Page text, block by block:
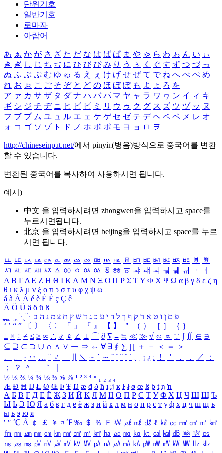
단위기호
일반기호
로마자
아랍어
あ ぁ か が さ ざ た だ な は ば ぱ ま や ゃ ら わ ゎ ん い ぃ
き ぎ し じ ち ぢ に ひ び ぴ み り う ぅ く ぐ す ず つ づ っ
ぬ ふ ぶ ぷ む ゆ ゅ る え ぇ け げ せ ぜ て で ね へ べ ぺ め
れ お ぉ こ ご そ ぞ と ど の ほ ぼ ぽ も よ ょ ろ を
ア ァ カ サ ザ タ ダ ナ ハ バ パ マ ヤ ャ ラ ワ ヮ ン イ ィ キ
ギ シ ジ チ ヂ ニ ヒ ビ ピ ミ リ ウ ゥ ク グ ス ズ ツ ヅ ッ ヌ
フ ブ プ ム ユ ュ ル エ ェ ケ ゲ セ ゼ テ デ ヘ ベ ペ メ レ オ
ォ コ ゴ ソ ゾ ト ド ノ ホ ボ ポ モ ヨ ョ ロ ヲ ―
http://chineseinput.net/에서 pinyin(병음)방식으로 중국어를 변환
할 수 있습니다.
변환된 중국어를 복사하여 사용하시면 됩니다.
예시)
中文 을 입력하시려면 zhongwen을 입력하시고 space를
누르시면됩니다.
北京 을 입력하시려면 beijing을 입력하시고 space를 누르
시면 됩니다.
ㅥ ㅦ ㅧ ㅨ ㅩ ㅪ ㅫ ㅬ ㅭ ㅮ ㅯ ㅰ ㅱ ㅲ ㅳ ㅴ ㅵ ㅶ ㅷ ㅸ
ㅹ
ㅺ ㅻ ㅼ ㅽ ㅾ ㅿ ㆀ ㆁ ㆂ ㆃ ㆄ ㆅ ㆆ ㆇ ㆈ ㆉ ㆊ ㆋ ㆌ ㆍ
ㆎ
Α Β ΓΔ Ε Ζ Η Θ Ι ΚΛ Μ Ν Ξ Ο Π Ρ Σ ΤΥ Φ Χ Ψ Ω α β γ δ ε ζ η
θ ι κ λ μ ν ξ ο π ρ σ τ υ φ χ ψ ω
á à Á À é è É È ç Ç ê
Ä Ö Ü ä ö ü ß
ִֶֹ ֻּ ׁׂ פ ם ן ו ט א ר ק ף ך ל ח י ע כ ג ד ש ץ ת צ מ נ ה ב
‘ ’ “ ” 〔 〕 〈 〉 「 」 『 』 【 】 ＂ （ ） ［ ］ ｛ ｝
± × ÷ ≠ ≤ ≥ ∞ ∴ ♂ ♀ ∠ ⊥ ⌒ ∂ ∇ ≡ ≒ ≪ ≫ √ ∽ ∝ ∵ ∫ ∬ ∈ ∋
⊆ ⊇ ⊂ ⊃ ∪ ∩ ∧ ∨ ￢ ⇒ ⇔ ∀ ∃ ∮ ∑ ∏ ＋ － ＜ ＝
＞
、
。 · ‥ … ¨ 〃 ― ＼ ∼ ´ ～ ˇ ˘ ˝ ˚ ˙ ¸ ¡ ¿ ː ！ ＇ ， ． ／
：
；
？ ＾ ｀
½ ⅓ ⅔ ¼ ¾ ⅛ ⅜ ⅝ ⅞ ¹ ² ³ ⁴ ⁿ ₁ ₂ ₃ ₄
Æ Ð Ħ Ĳ Ł Ø Œ Þ Ŧ Ŋ æ đ ð ħ ı ĳ ĸ ŀ ł ø œ ß þ ŧ ŋ ŉ
А Б В Г Д Е Ё Ж З И Й К Л М Н О П Р С Т У Ф Х Ц Ч Ш Щ Ъ
Ы Ь Э Ю Я а б в г д е ё ж з и й к л м н о п р с т у ф х ц ч ш щ ъ
ы ь э ю я
′ ″ ℃ Å ￠ ￡ ￥ ¤ ℉ ‰ ＄ ％ Ｆ ￦ ㎕ ㎖ ㎗ ℓ ㎘ ㏄ ㎣ ㎤ ㎥ ㎦
㎙ ㎚ ㎛ ㎜ ㎝ ㎞ ㎟ ㎠ ㎡ ㎢ ㏊ ㎍ ㎎ ㎏ ㏏ ㎈ ㎉ ㏈ ㎧ ㎨ ㎰
㎱ ㎲ ㎳ ㎴ ㎵ ㎶ ㎷ ㎸ ㎹ ㎀ ㎁ ㎂ ㎃ ㎄ ㎺ ㎻ ㎽ ㎾ ㎿ ㎐ ㎑